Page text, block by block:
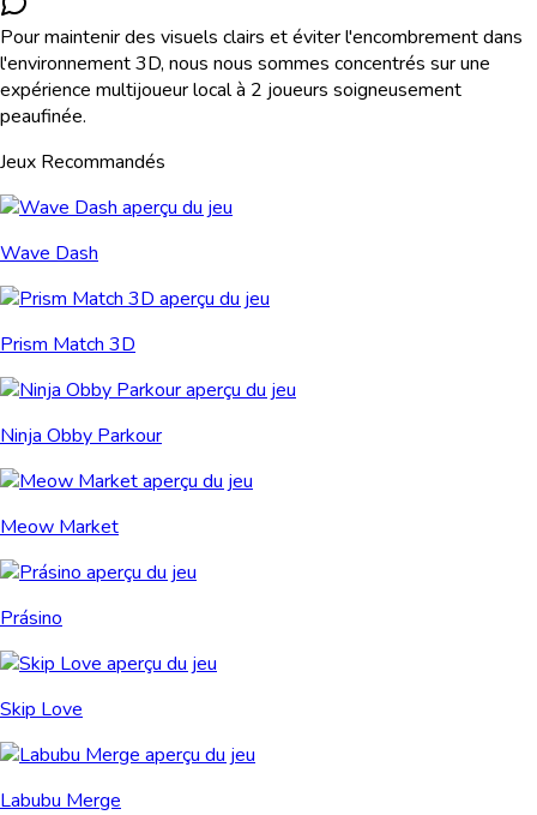
Pour maintenir des visuels clairs et éviter l'encombrement dans
l'environnement 3D, nous nous sommes concentrés sur une
expérience multijoueur local à 2 joueurs soigneusement
peaufinée.
Jeux Recommandés
Wave Dash
Prism Match 3D
Ninja Obby Parkour
Meow Market
Prásino
Skip Love
Labubu Merge